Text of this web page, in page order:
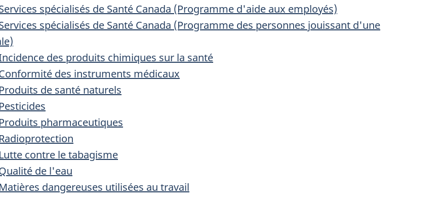
spécialisés de Santé Canada (Programme d'aide aux employés)
spécialisés de Santé Canada (Programme des personnes jouissant d'une
des produits chimiques sur la santé
des instruments médicaux
de santé naturels
pharmaceutiques
contre le tabagisme
de l'eau
dangereuses utilisées au travail